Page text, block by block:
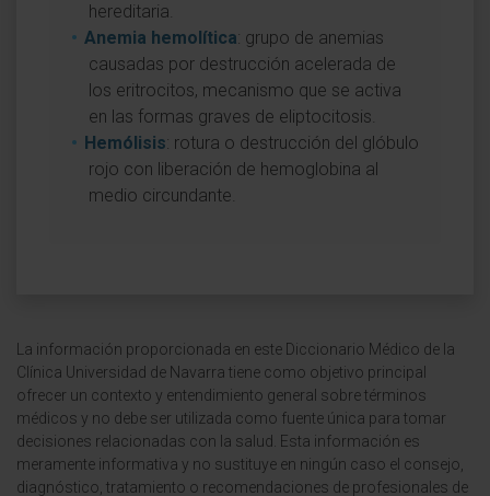
hereditaria.
Anemia hemolítica: grupo de anemias
causadas por destrucción acelerada de
los eritrocitos, mecanismo que se activa
en las formas graves de eliptocitosis.
Hemólisis: rotura o destrucción del glóbulo
rojo con liberación de hemoglobina al
medio circundante.
La información proporcionada en este Diccionario Médico de la
Clínica Universidad de Navarra tiene como objetivo principal
ofrecer un contexto y entendimiento general sobre términos
médicos y no debe ser utilizada como fuente única para tomar
decisiones relacionadas con la salud. Esta información es
meramente informativa y no sustituye en ningún caso el consejo,
diagnóstico, tratamiento o recomendaciones de profesionales de